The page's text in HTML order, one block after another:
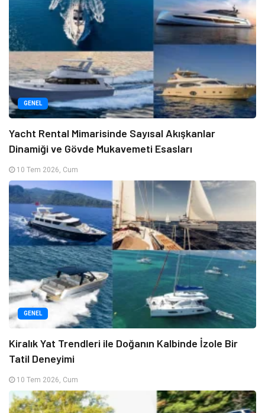
GENEL
Yacht Rental Mimarisinde Sayısal Akışkanlar
Dinamiği ve Gövde Mukavemeti Esasları
10 Tem 2026, Cum
GENEL
Kiralık Yat Trendleri ile Doğanın Kalbinde İzole Bir
Tatil Deneyimi
10 Tem 2026, Cum